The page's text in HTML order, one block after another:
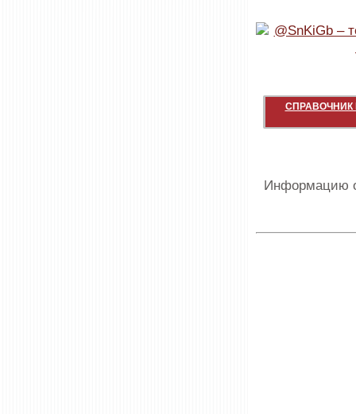
СПРАВОЧНИК
Информацию